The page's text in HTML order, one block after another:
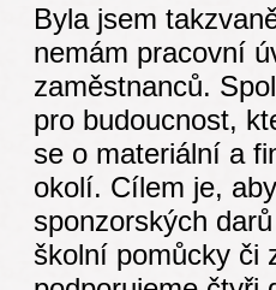
Byla jsem
nemám pracovní
zaměstnanců.
pro budoucnost,
se o materiální a
okolí. Cílem je,
sponzorských
školní pomůcky či